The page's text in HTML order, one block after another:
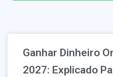
Ganhar Dinheiro
2027: Explicado